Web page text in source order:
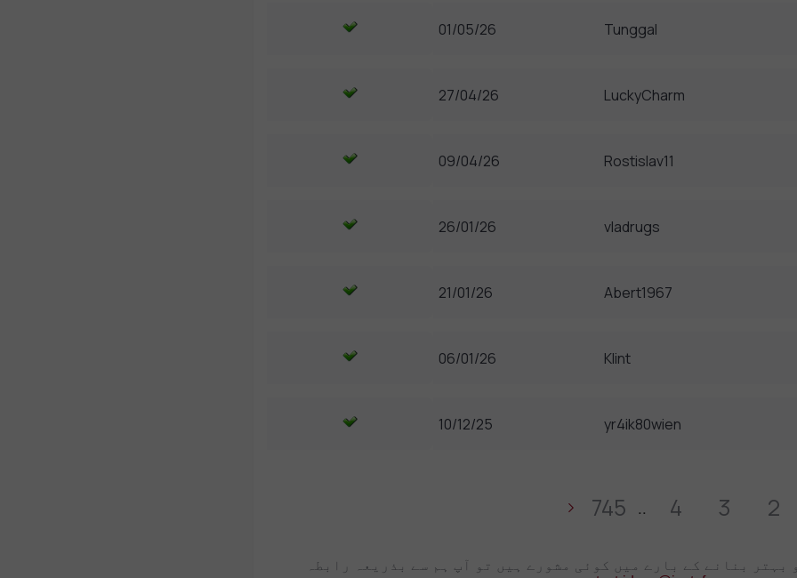
Tunggal
01/05/26
LuckyCharm
27/04/26
Rostislav11
09/04/26
vladrugs
26/01/26
Abert1967
21/01/26
Klint
06/01/26
yr4ik80wien
10/12/25
2
3
4
..
745
بنانے کے بارے میں کوئی مشورے ہیں تو آپ ہم سے بذریعہ رابطہ